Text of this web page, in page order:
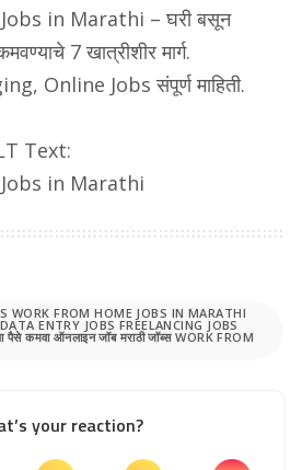
in Marathi – घरी बसून
7 खात्रीशीर मार्ग.
Online Jobs संपूर्ण माहिती.
Text:
in Marathi
WORK FROM HOME JOBS IN MARATHI
ENTRY JOBS FREELANCING JOBS
कमवा ऑनलाइन जॉब मराठी जॉब्स WORK FROM
your reaction?